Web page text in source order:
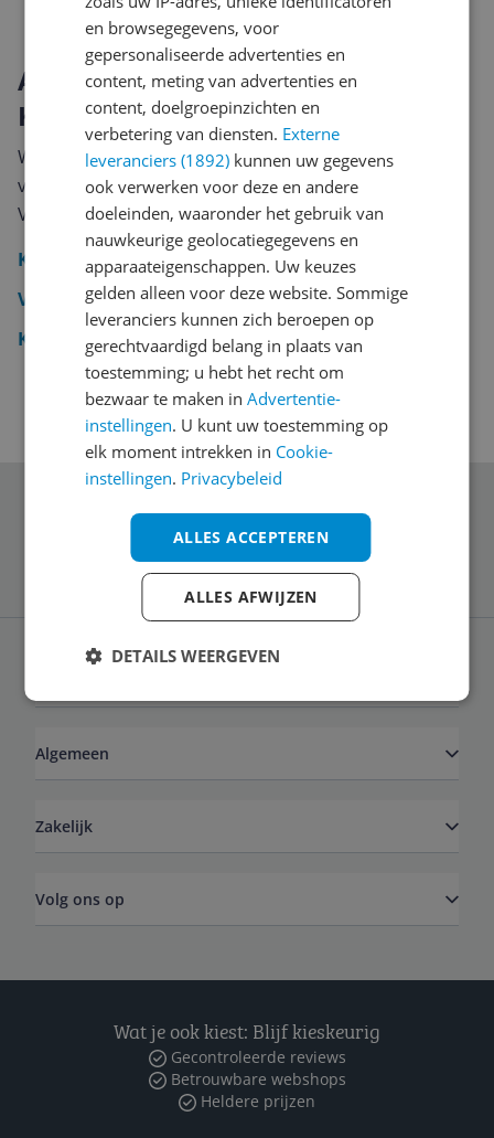
Alle productgroepen binnen
Koelen & Vriezen
Wil je direct naar een specifieke categorie? Hieronder
vind je alle productgroepen die onder Koelen &
Vriezen te vinden zijn.
Koelkasten
Vriezers
Koelkast- en vriezeraccessoires
Schrijf je in voor onze nieuwsbrief
Algemeen
Zakelijk
Volg ons op
Wat je ook kiest: Blijf kieskeurig
Gecontroleerde reviews
Betrouwbare webshops
Heldere prijzen
en browsegegevens, voor
gepersonaliseerde advertenties en
content, meting van advertenties en
content, doelgroepinzichten en
verbetering van diensten. Externe
leveranciers (1892) kunnen uw gegevens
ook verwerken voor deze en andere
doeleinden, waaronder het gebruik van
nauwkeurige geolocatiegegevens en
apparaateigenschappen. Uw keuzes
gelden alleen voor deze website. Sommige
leveranciers kunnen zich beroepen op
gerechtvaardigd belang in plaats van
toestemming; u hebt het recht om
bezwaar te maken inAdvertentie-
instellingen. U kunt uw toestemming op
elk moment intrekken in Cookie-
instellingen. Privacybeleid
ALLES ACCEPTEREN
ALLES AFWIJZEN
DETAILS WEERGEVEN